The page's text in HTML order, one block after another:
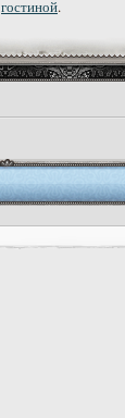
гостиной.